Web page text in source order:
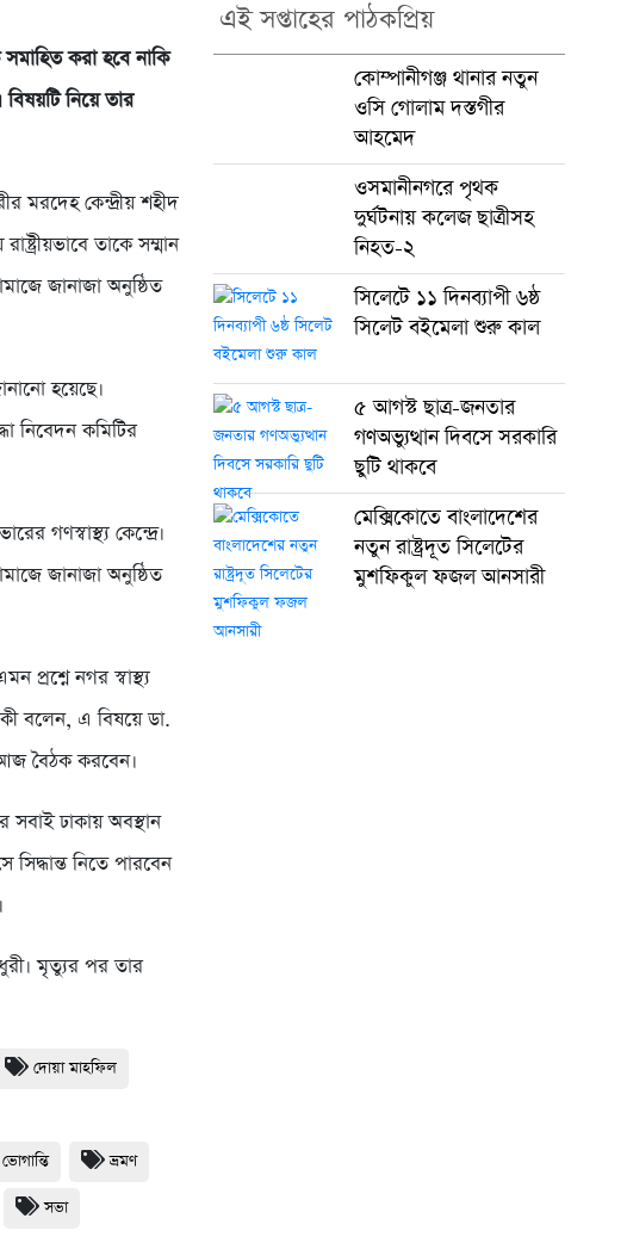
সমাহিত করা হবে নাকি
নিয়ে তার
মরদেহ কেন্দ্রীয় শহীদ
তাকে সম্মান
জানাজা অনুষ্ঠিত
হয়েছে।
নিবেদন কমিটির
গণস্বাস্থ্য কেন্দ্রে।
জানাজা অনুষ্ঠিত
প্রশ্নে নগর স্বাস্থ্য
বলেন, এ বিষয়ে ডা.
আজ বৈঠক করবেন।
সবাই ঢাকায় অবস্থান
নিতে পারবেন
মৃত্যুর পর তার
দোয়া মাহফিল
ভোগান্তি ভ্রমণ
সভা
এই সপ্তাহের পাঠকপ্রিয়
কোম্পানীগঞ্জ থানার নতুন
ওসি গোলাম দস্তগীর
আহমেদ
ওসমানীনগরে পৃথক
দুর্ঘটনায় কলেজ ছাত্রীসহ
নিহত-২
সিলেটে ১১ দিনব্যাপী ৬ষ্ঠ
সিলেট বইমেলা শুরু কাল
৫ আগস্ট ছাত্র-জনতার
গণঅভ্যুত্থান দিবসে সরকারি
ছুটি থাকবে
মেক্সিকোতে বাংলাদেশের
নতুন রাষ্ট্রদূত সিলেটের
মুশফিকুল ফজল আনসারী